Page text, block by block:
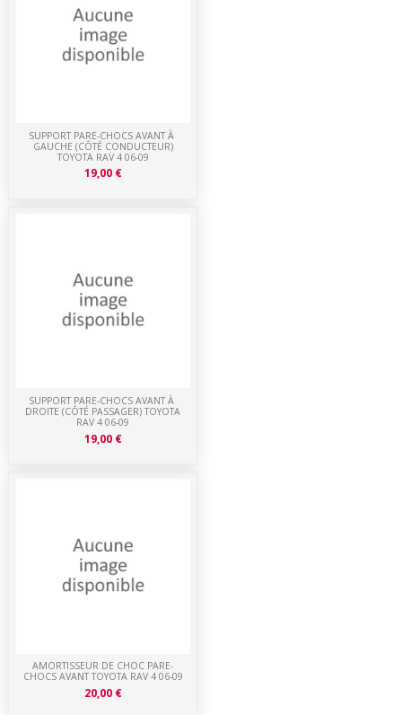
AMORTISSEUR DE CHOC PARE-
CHOCS AVANT TOYOTA RAV 4 06-09
20,00 €
SUPPORT PARE-CHOCS AVANT À
DROITE (CÔTÉ PASSAGER) TOYOTA
RAV 4 06-09
19,00 €
SUPPORT PARE-CHOCS AVANT À
GAUCHE (CÔTÉ CONDUCTEUR)
TOYOTA RAV 4 06-09
19,00 €